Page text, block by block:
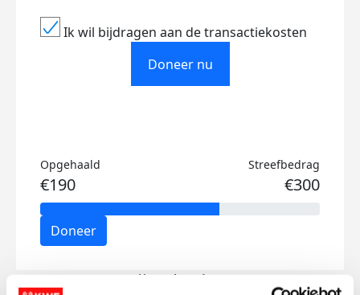
Ik wil bijdragen aan de transactiekosten
Doneer nu
Opgehaald
€190
Streefbedrag
€300
Doneer
Gijs's badges